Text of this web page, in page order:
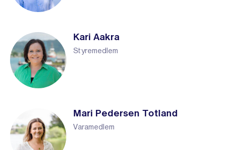
Kari Aakra
Styremedlem
Mari Pedersen Totland
Varamedlem